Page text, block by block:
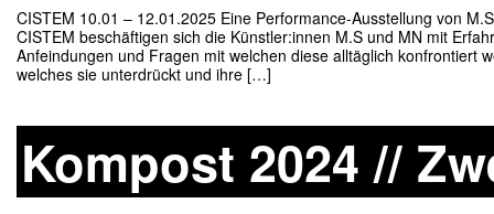
CISTEM 10.01 – 12.01.2025 Eine Performance-Ausstellung von
CISTEM beschäftigen sich die Künstler:innen M.S und MN mit
Anfeindungen und Fragen mit welchen diese alltäglich konfrontiert
welches sie unterdrückt und ihre […]
Kompost 2024 //